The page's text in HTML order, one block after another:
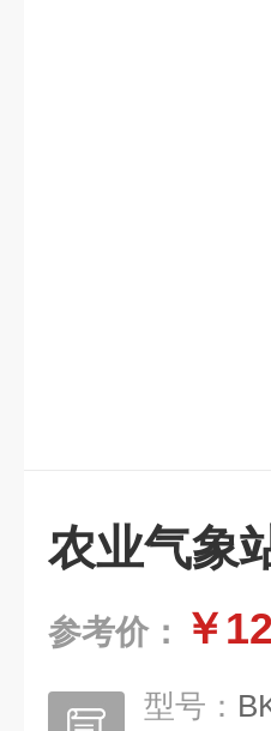
农业气象
参考价： ￥
型号：